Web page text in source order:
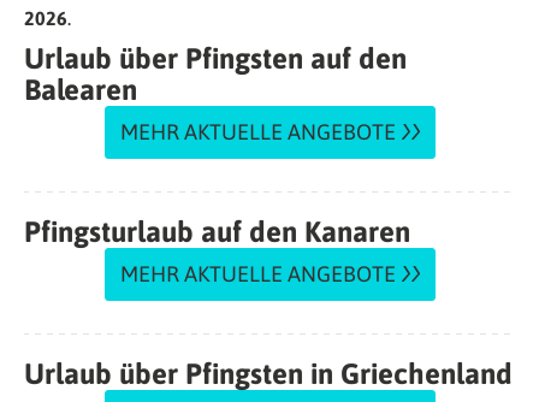
2026.
Urlaub über Pfingsten auf den
Balearen
MEHR AKTUELLE ANGEBOTE
Pfingsturlaub auf den Kanaren
MEHR AKTUELLE ANGEBOTE
Urlaub über Pfingsten in Griechenland